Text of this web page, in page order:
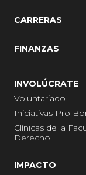
CARRERAS
FINANZAS
INVOLÚCRATE
Voluntariado
Iniciativas Pro
Clínicas de la
Derecho
IMPACTO